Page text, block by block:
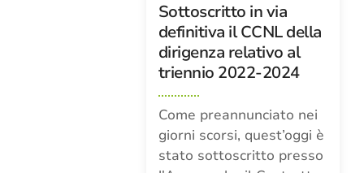
Sottoscritto in via
definitiva il CCNL della
dirigenza relativo al
triennio 2022-2024
Come preannunciato nei
giorni scorsi, quest’oggi è
stato sottoscritto presso